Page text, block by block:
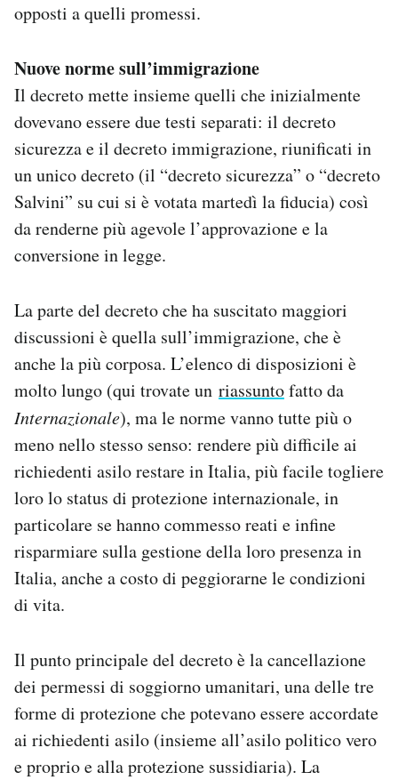
opposti a quelli promessi.
Nuove norme sull’immigrazione
Il decreto mette insieme quelli che inizialmente
dovevano essere due testi separati: il decreto
sicurezza e il decreto immigrazione, riunificati in
un unico decreto (il “decreto sicurezza” o “decreto
Salvini” su cui si è votata martedì la fiducia) così
da renderne più agevole l’approvazione e la
conversione in legge.
La parte del decreto che ha suscitato maggiori
discussioni è quella sull’immigrazione, che è
anche la più corposa. L’elenco di disposizioni è
molto lungo (qui trovate un riassuntofatto da
Internazionale), ma le norme vanno tutte più o
meno nello stesso senso: rendere più difficile ai
richiedenti asilo restare in Italia, più facile togliere
loro lo status di protezione internazionale, in
particolare se hanno commesso reati e infine
risparmiare sulla gestione della loro presenza in
Italia, anche a costo di peggiorarne le condizioni
di vita.
Il punto principale del decreto è la cancellazione
dei permessi di soggiorno umanitari, una delle tre
forme di protezione che potevano essere accordate
ai richiedenti asilo (insieme all’asilo politico vero
e proprio e alla protezione sussidiaria). La